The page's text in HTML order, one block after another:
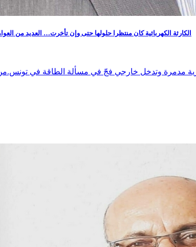
الكارثة الكهربائية كان منتظرا حلولها حتى وإن تأخرت… العديد من